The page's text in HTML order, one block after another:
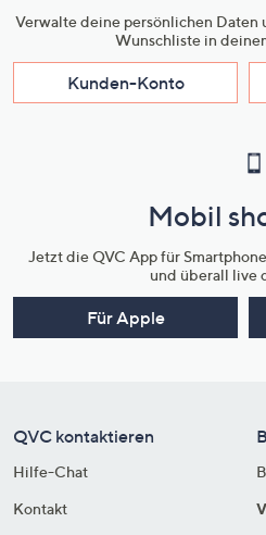
Verwalte deine persönlichen
Wunschliste in
Kunden-Konto
Mobil
Jetzt die QVC App für
und überall live
Für Apple
QVC kontaktieren
Hilfe-Chat
Kontakt